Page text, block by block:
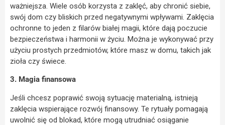
ważniejsza. Wiele osób korzysta z zaklęć, aby chronić siebie,
swój dom czy bliskich przed negatywnymi wpływami. Zaklęcia
ochronne to jeden z filarów białej magii, które dają poczucie
bezpieczeństwa i harmonii w życiu. Można je wykonywać przy
użyciu prostych przedmiotów, które masz w domu, takich jak
zioła czy świece.
3. Magia finansowa
Jeśli chcesz poprawić swoją sytuację materialną, istnieją
zaklęcia wspierające rozwój finansowy. Te rytuały pomagają
uwolnić się od blokad, które mogą utrudniać osiąganie